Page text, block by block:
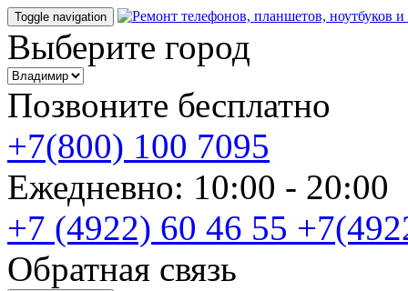
Toggle navigation
Выберите город
Позвоните бесплатно
+7(800) 100 7095
Ежедневно: 10:00 -
+7 (4922) 60 46 55
Обратная связь